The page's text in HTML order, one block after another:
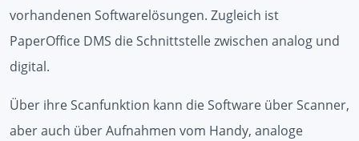
vorhandenen Softwarelösungen. Zugleich ist
PaperOffice DMS die Schnittstelle zwischen analog und
digital.
Über ihre Scanfunktion kann die Software über Scanner,
aber auch über Aufnahmen vom Handy, analoge